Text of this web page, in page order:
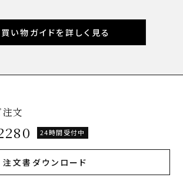
い物ガイドを詳しく見る
文
24時間受付中
注文書ダウンロード